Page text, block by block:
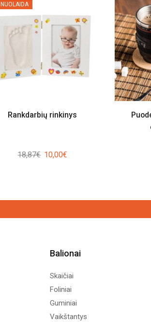
NUOLAIDA
Rankdarbių rinkinys
18,87€ Original
10,00€
Balionai
Skaičiai
Foliniai
Guminiai
Vaikštantys